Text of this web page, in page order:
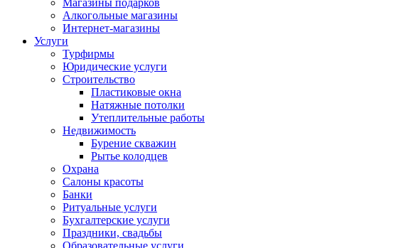
Магазины подарков
Алкогольные магазины
Интернет-магазины
Услуги
Турфирмы
Юридические услуги
Строительство
Пластиковые окна
Натяжные потолки
Утеплительные работы
Недвижимость
Бурение скважин
Рытье колодцев
Охрана
Салоны красоты
Банки
Ритуальные услуги
Бухгалтерские услуги
Праздники, свадьбы
Образовательные услуги